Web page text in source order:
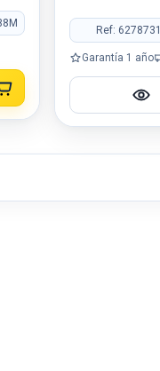
Ref: 6278731
Garantía 1 año